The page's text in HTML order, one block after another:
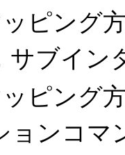
ピング
サブイン
ピング
ョンコマ